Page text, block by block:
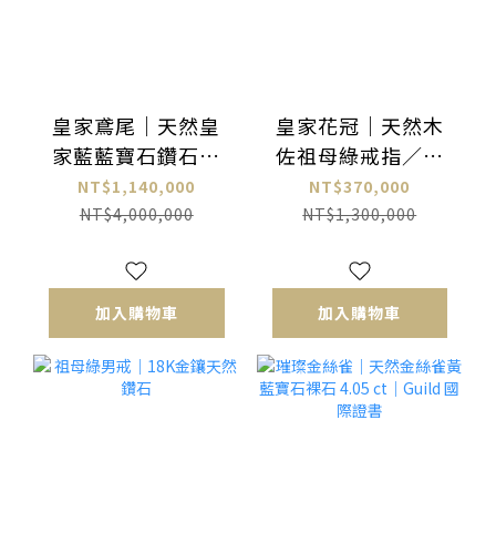
皇家鳶尾｜天然皇
家藍藍寶石鑽石項
鍊
NT$1,140,000
NT$4,000,000
加入購物車
皇家花冠｜天然木
佐祖母綠戒指／吊
墜兩用款
NT$370,000
NT$1,300,000
加入購物車